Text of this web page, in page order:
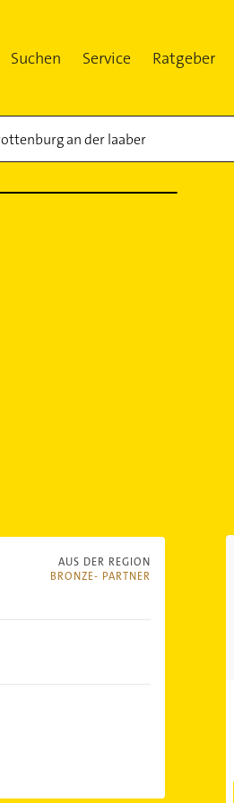
Suchen Service Ratgeber
AUS DER REGION
BRONZE- PARTNER